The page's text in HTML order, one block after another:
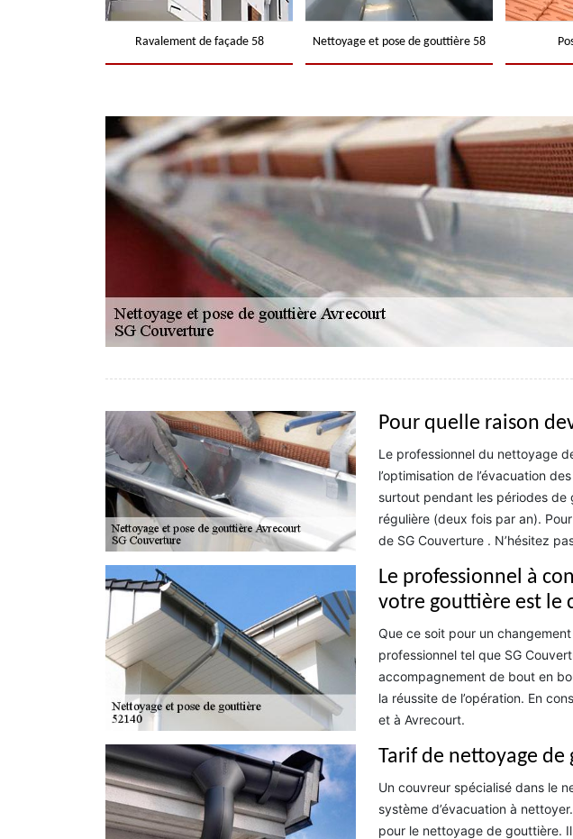
Ravalement de façade 58 Nettoyage et pose de gouttière 58
Pour quelle raison
Le professionnel du nettoyage
l’optimisation de l’évacuation
surtout pendant les périodes
régulière (deux fois par an).
de SG Couverture . N’hésitez
Le professionnel à
votre gouttière est le
Que ce soit pour un
professionnel tel que SG
accompagnement de bout en
la réussite de l’opération. En
et à Avrecourt.
Tarif de nettoyage de
Un couvreur spécialisé dans le
système d’évacuation à
pour le nettoyage de gouttière.